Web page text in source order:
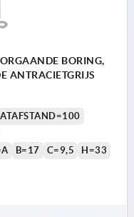
BORING,
ANTRACIETGRIJS
B=17 C=9,5
H=33